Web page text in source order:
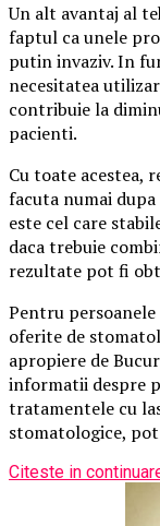
Un alt avantaj al
faptul ca unele
putin invaziv. In
necesitatea
contribuie la
pacienti.
Cu toate acestea,
facuta numai
este cel care
daca trebuie
rezultate pot fi
Pentru persoanele
oferite de
apropiere de
informatii despre
tratamentele cu
stomatologice,
Citeste in